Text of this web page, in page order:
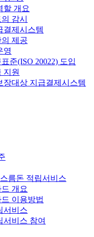
할 개요
감시
결제시스템
제공
영
준(ISO 20022) 도입
지원
장대상 지급결제시스템
름돈 적립서비스
개요
이용방법
서비스
서비스 참여